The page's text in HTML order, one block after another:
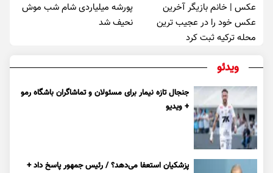
عکس | خانم بازیگر آخرین
عکس خود را در عجیب ترین
محله ترکیه ثبت کرد
پورشه میلیاردی شام شب موش‌
نحیف شد
ویدئو
جنجال تازه نیمار برای مسئولان و تماشاگران باشگاه رمو
+ ویدیو
پزشکیان استعفا می‌دهد؟ / رئیس جمهور پاسخ داد +